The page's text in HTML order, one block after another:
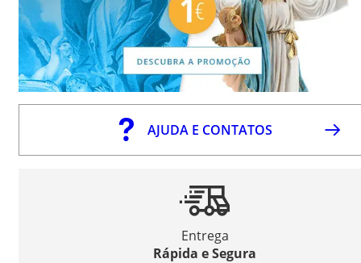
AJUDA E CONTATOS
Entrega
Rápida e Segura